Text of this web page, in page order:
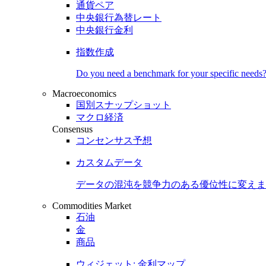
通貨ペア
中央銀行為替レート
中央銀行金利
指数作成
Do you need a benchmark for your specific needs?
Macroeconomics
国別スナップショット
マクロ経済
Consensus
コンセンサス予想
カスタムデータ
データの混沌を競争力のある優位性に変え
Commodities Market
石油
金
商品
ウィジェット: 金利マップ